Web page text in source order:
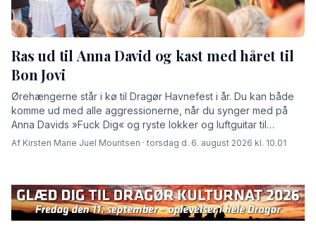
Ras ud til Anna David og kast med håret til
Bon Jovi
Ørehængerne står i kø til Dragør Havnefest i år. Du kan både
komme ud med alle aggressionerne, når du synger med på
Anna Davids »Fuck Dig« og ryste lokker og luftguitar til
Bonjovi, danse med Wafande eller drømme dig tilbage med
Af Kirsten Marie Juel Mouritsen · torsdag d. 6. august 2026 kl. 10.01